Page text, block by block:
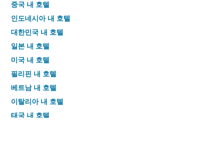
중국 내 호텔
인도네시아 내 호텔
대한민국 내 호텔
일본 내 호텔
미국 내 호텔
필리핀 내 호텔
베트남 내 호텔
이탈리아 내 호텔
태국 내 호텔